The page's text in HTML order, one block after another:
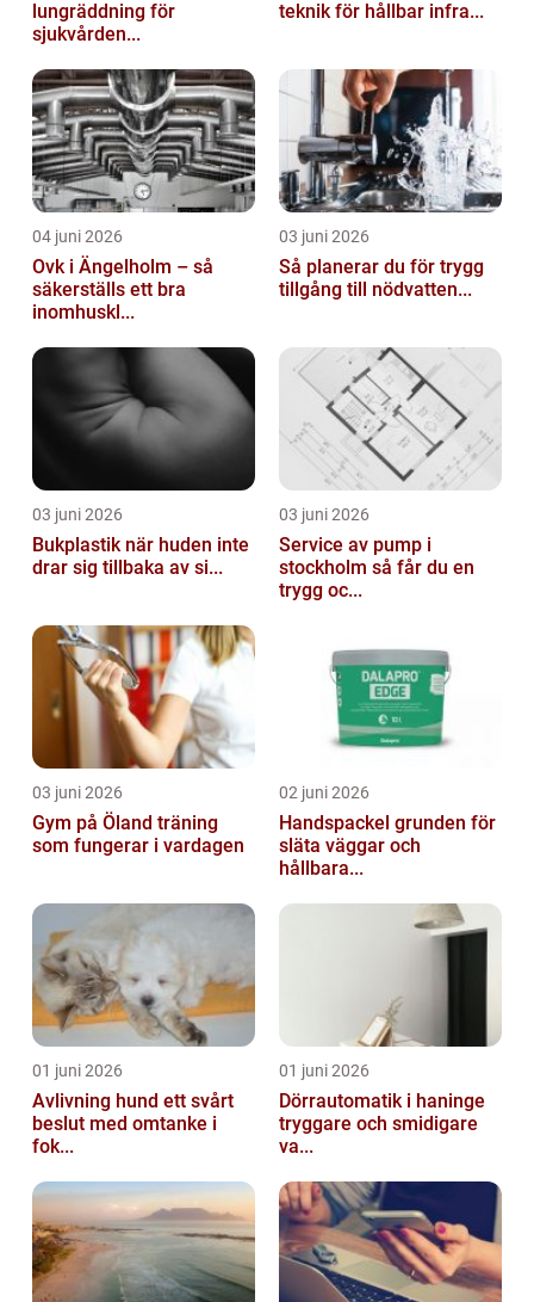
lungräddning för
sjukvården...
teknik för hållbar infra...
04 juni 2026
Ovk i Ängelholm – så
säkerställs ett bra
inomhuskl...
03 juni 2026
Så planerar du för trygg
tillgång till nödvatten...
03 juni 2026
Bukplastik när huden inte
drar sig tillbaka av si...
03 juni 2026
Service av pump i
stockholm så får du en
trygg oc...
03 juni 2026
Gym på Öland träning
som fungerar i vardagen
02 juni 2026
Handspackel grunden för
släta väggar och
hållbara...
01 juni 2026
Avlivning hund ett svårt
beslut med omtanke i
fok...
01 juni 2026
Dörrautomatik i haninge
tryggare och smidigare
va...